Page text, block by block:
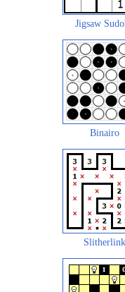
Jigsaw
Binairo
Slitherlink